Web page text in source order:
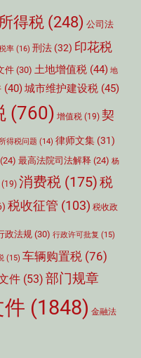
得税 (248) 公司法
率 (16) 刑法 (32) 印花税
件 (30) 土地增值税 (44) 地
(40)城市维护建设税 (45)
(760) 增值税 (19) 契
得税问题 (14) 律师文集 (31)
(24) 最高法院司法解释 (24) 杨
(19) 消费税 (175)税
税收征管 (103) 税收政
政法规 (30) 行政许可批复 (15)
(15) 车辆购置税 (76)
件 (53) 部门规章
(1848) 金融法